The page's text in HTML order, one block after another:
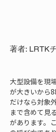
著者: LRTK
大型設備を現
が大きいから
だけなら対象
まで含めて見
があります。